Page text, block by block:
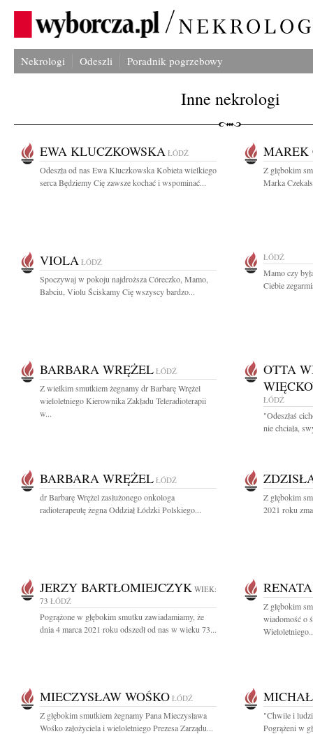
Nekrologi Odeszli Poradnik pogrzebowy
Inne nekrologi
EWA KLUCZKOWSKA ŁÓDŹ
Odeszła od nas Ewa Kluczkowska Kobieta wielkiego
serca Będziemy Cię zawsze kochać i wspominać...
MAREK
Z głębokim
Marka
VIOLA ŁÓDŹ
Spoczywaj w pokoju najdroższa Córeczko, Mamo,
Babciu, Violu Ściskamy Cię wszyscy bardzo...
ŁÓDŹ
Mamo czy
Ciebie
BARBARA WRĘŻEL ŁÓDŹ
Z wielkim smutkiem żegnamy dr Barbarę Wrężel
wieloletniego Kierownika Zakładu Teleradioterapii
w...
OTTA
ŁÓDŹ
"Odeszłaś
nie chciała,
BARBARA WRĘŻEL ŁÓDŹ
dr Barbarę Wrężel zasłużonego onkologa
radioterapeutę żegna Oddział Łódzki Polskiego...
Z głębokim
2021 roku
JERZY BARTŁOMIEJCZYK WIEK:
73 ŁÓDŹ
Pogrążone w głębokim smutku zawiadamiamy, że
dnia 4 marca 2021 roku odszedł od nas w wieku 73...
Z głębokim
wiadomość o
MIECZYSŁAW WOŚKO ŁÓDŹ
Z głębokim smutkiem żegnamy Pana Mieczysława
Wośko założyciela i wieloletniego Prezesa Zarządu...
"Chwile i
Pogrążeni w